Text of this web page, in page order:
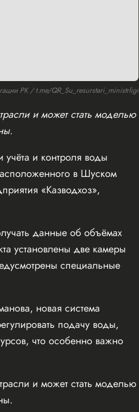
РК / t.me/QR_Su_resurstari_ministrligi
и может стать моделью
и контроля воды
в Шуском
«Казводхоз»,
данные об объёмах
установлены две камеры
специальные
новая система
подачу воды,
что особенно важно
и может стать моделью